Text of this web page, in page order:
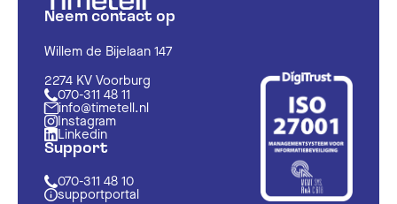
Neem contact op
Willem de Bijelaan 147
2274 KV Voorburg
070-311 48 11
info@timetell.nl
Instagram
Linkedin
Support
070-311 48 10
supportportal